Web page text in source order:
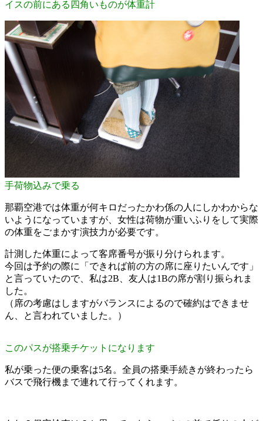
イスの前にある四角いものが体重計
手荷物込みで乗る
那覇空港では体重が何キロだったかわ係の人にしかわからな
いようになっていますが、女性は荷物が重いふりをして実際
の体重をごまかす演技力が必要です。
計測した体重によって客席番号が振り分けられます。
今回は予約の際に「できれば前の方の席に座りたいんです」
と言っていたので、私は2B、友人は1Bの席が割り振られま
した。
（席の考慮はしますがバランスによるので確約はできませ
ん、と言われていました。）
このパスが搭乗チケットになります
私が乗った便の乗客は5名。全員の搭乗手続きが終わったら
バスで飛行機まで連れて行ってくれます。